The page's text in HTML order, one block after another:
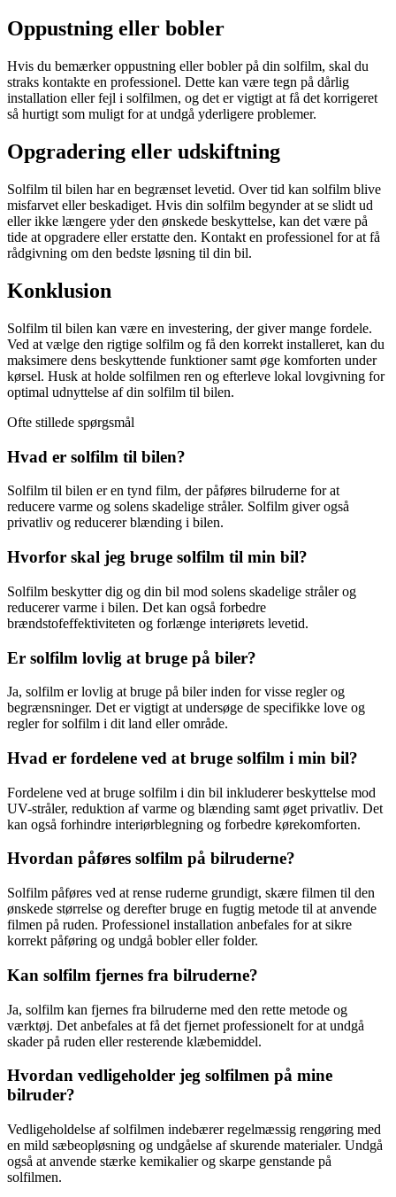
Oppustning eller bobler
Hvis du bemærker oppustning eller bobler på din solfilm, skal du
straks kontakte en professionel. Dette kan være tegn på dårlig
installation eller fejl i solfilmen, og det er vigtigt at få det korrigeret
så hurtigt som muligt for at undgå yderligere problemer.
Opgradering eller udskiftning
Solfilm til bilen har en begrænset levetid. Over tid kan solfilm blive
misfarvet eller beskadiget. Hvis din solfilm begynder at se slidt ud
eller ikke længere yder den ønskede beskyttelse, kan det være på
tide at opgradere eller erstatte den. Kontakt en professionel for at få
rådgivning om den bedste løsning til din bil.
Konklusion
Solfilm til bilen kan være en investering, der giver mange fordele.
Ved at vælge den rigtige solfilm og få den korrekt installeret, kan du
maksimere dens beskyttende funktioner samt øge komforten under
kørsel. Husk at holde solfilmen ren og efterleve lokal lovgivning for
optimal udnyttelse af din solfilm til bilen.
Ofte stillede spørgsmål
Hvad er solfilm til bilen?
Solfilm til bilen er en tynd film, der påføres bilruderne for at
reducere varme og solens skadelige stråler. Solfilm giver også
privatliv og reducerer blænding i bilen.
Hvorfor skal jeg bruge solfilm til min bil?
Solfilm beskytter dig og din bil mod solens skadelige stråler og
reducerer varme i bilen. Det kan også forbedre
brændstofeffektiviteten og forlænge interiørets levetid.
Er solfilm lovlig at bruge på biler?
Ja, solfilm er lovlig at bruge på biler inden for visse regler og
begrænsninger. Det er vigtigt at undersøge de specifikke love og
regler for solfilm i dit land eller område.
Hvad er fordelene ved at bruge solfilm i min bil?
Fordelene ved at bruge solfilm i din bil inkluderer beskyttelse mod
UV-stråler, reduktion af varme og blænding samt øget privatliv. Det
kan også forhindre interiørblegning og forbedre kørekomforten.
Hvordan påføres solfilm på bilruderne?
Solfilm påføres ved at rense ruderne grundigt, skære filmen til den
ønskede størrelse og derefter bruge en fugtig metode til at anvende
filmen på ruden. Professionel installation anbefales for at sikre
korrekt påføring og undgå bobler eller folder.
Kan solfilm fjernes fra bilruderne?
Ja, solfilm kan fjernes fra bilruderne med den rette metode og
værktøj. Det anbefales at få det fjernet professionelt for at undgå
skader på ruden eller resterende klæbemiddel.
Hvordan vedligeholder jeg solfilmen på mine
bilruder?
Vedligeholdelse af solfilmen indebærer regelmæssig rengøring med
en mild sæbeopløsning og undgåelse af skurende materialer. Undgå
også at anvende stærke kemikalier og skarpe genstande på
solfilmen.